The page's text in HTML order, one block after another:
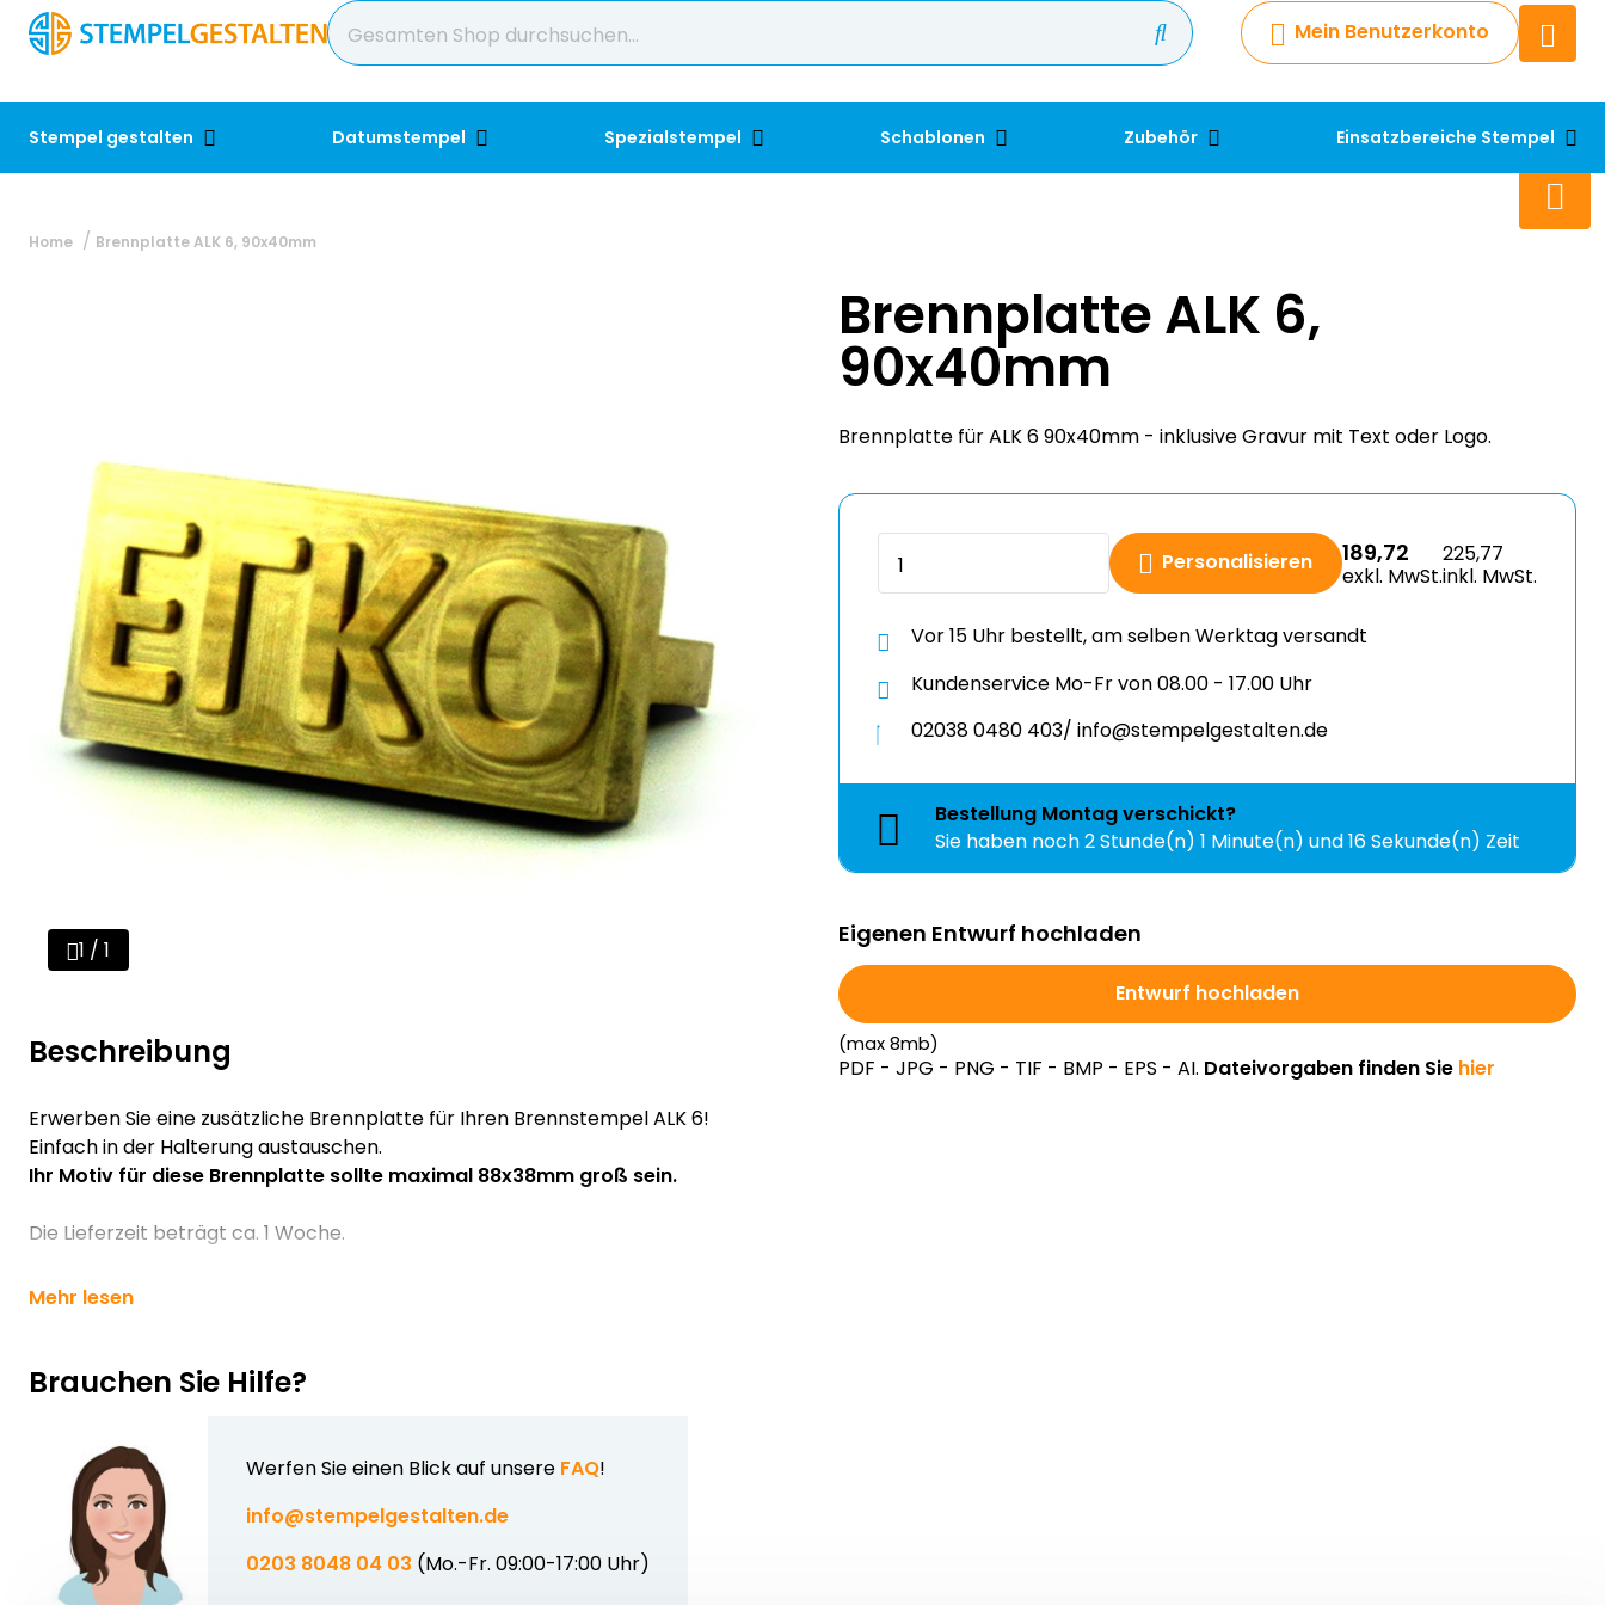
Mein Benutzerkonto
Stempel gestalten Datumstempel Spezialstempel Schablonen Zubehör Einsatzbereiche Stempel
Chatbot
Chatten Sie 24/7 mit unserem
+49 2038 0480 403
Home Brennplatte ALK 6, 90x40mm
1 / 1
Beschreibung
Erwerben Sie eine zusätzliche Brennplatte für Ihren Brennstempel ALK 6!
Einfach in der Halterung austauschen.
Ihr Motiv für diese Brennplatte sollte maximal 88x38mm groß sein.
Die Lieferzeit beträgt ca. 1 Woche.
Mehr lesen
Brauchen Sie Hilfe?
Werfen Sie einen Blick auf unsere FAQ!
info@stempelgestalten.de
0203 8048 04 03 (Mo.-Fr. 09:00-17:00 Uhr)
Brennplatte ALK 6,
90x40mm
Brennplatte für ALK 6 90x40mm - inklusive Gravur mit Text oder Logo.
Personalisieren 189,72
exkl. MwSt.
225,77
inkl. MwSt.
Vor 15 Uhr bestellt, am selben Werktag versandt
Kundenservice Mo-Fr von 08.00 - 17.00 Uhr
02038 0480 403/ info@stempelgestalten.de
Bestellung Montagverschickt?
Sie haben noch2 Stunde(n) 1 Minute(n) und 16 Sekunde(n) Zeit
Eigenen Entwurf hochladen
Entwurf hochladen
(max 8mb)
PDF - JPG - PNG - TIF - BMP - EPS - AI. Dateivorgaben finden Sie hier